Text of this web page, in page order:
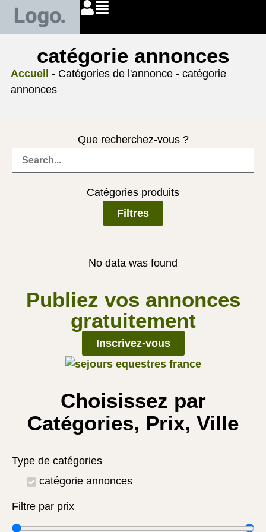
catégorie annonces
Accueil - Catégories de l'annonce - catégorie
annonces
Que recherchez-vous ?
Catégories produits
Filtres
No data was found
Publiez vos annonces
gratuitement
Inscrivez-vous
Choisissez par
Catégories, Prix, Ville
Type de catégories
catégorie annonces
Filtre par prix